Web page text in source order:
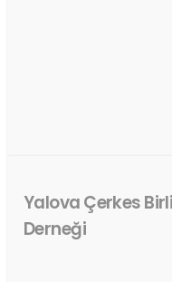
Yalova Çerkes
Derneği